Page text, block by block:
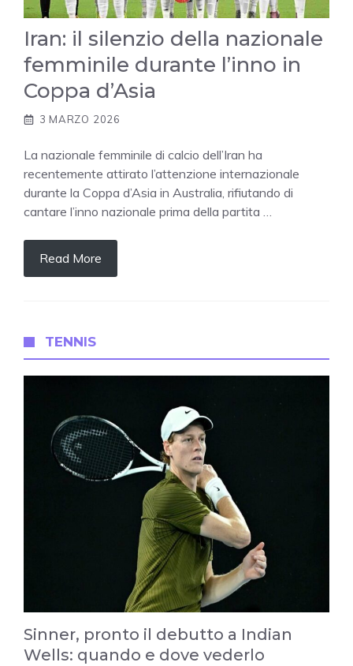
Iran: il silenzio della nazionale
femminile durante l’inno in
Coppa d’Asia
3 MARZO 2026
La nazionale femminile di calcio dell’Iran ha
recentemente attirato l’attenzione internazionale
durante la Coppa d’Asia in Australia, rifiutando di
cantare l’inno nazionale prima della partita …
Read More
TENNIS
Sinner, pronto il debutto a Indian
Wells: quando e dove vederlo